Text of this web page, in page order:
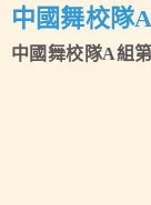
校風及學
中國舞校隊
獎喜訊
中國舞校隊A組